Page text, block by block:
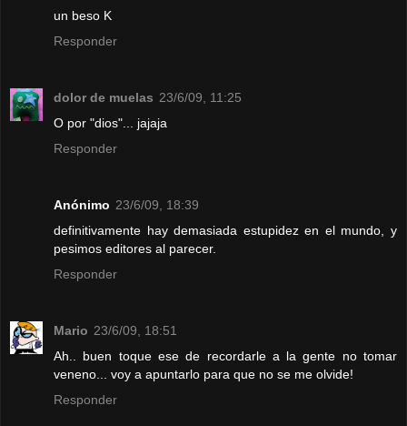
un beso K
Responder
dolor de muelas 23/6/09, 11:25
O por "dios"... jajaja
Responder
Anónimo 23/6/09, 18:39
definitivamente hay demasiada estupidez en el mundo, y
pesimos editores al parecer.
Responder
Mario 23/6/09, 18:51
Ah.. buen toque ese de recordarle a la gente no tomar
veneno... voy a apuntarlo para que no se me olvide!
Responder